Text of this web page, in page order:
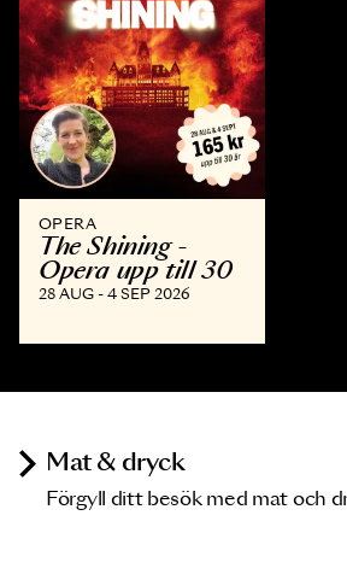
OPERA
The Shining -
Opera upp till 30
28 AUG - 4 SEP 2026
Mat & dryck
Förgyll ditt besök med mat och